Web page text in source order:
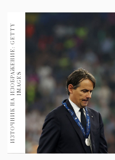
Книги
30+ 1970
Гурме 1710
Пътувай
237
Здраве 389
Gentlemen
382
И
З
Т
О
Ч
Н
И
К
Н
А
И
З
О
Б
РА
Ж
Е
Н
И
Е
:
G
E
T
T
Y
I
M
A
G
ES